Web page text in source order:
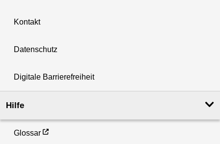
Kontakt
Datenschutz
Digitale Barrierefreiheit
Hilfe
Glossar